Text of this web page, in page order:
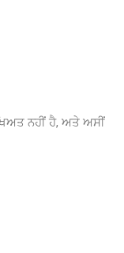
ਨਹੀਂ ਹੈ, ਅਤੇ ਅਸੀਂ